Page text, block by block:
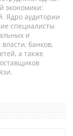
экономики:
Ядро аудитории
специалисты
и
банков,
а также